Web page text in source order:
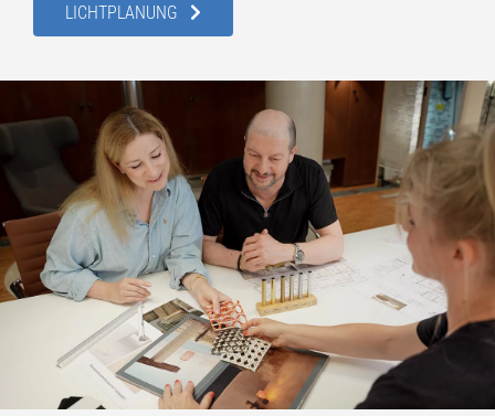
LICHTPLANUNG